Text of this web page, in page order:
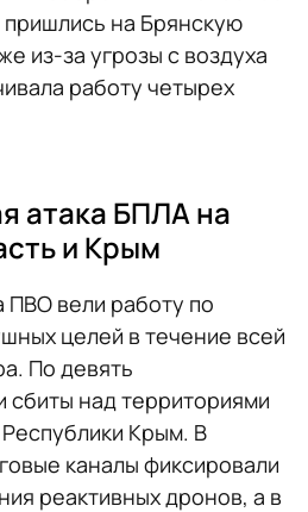
на Брянскую
из-за угрозы с воздуха
работу четырех
атака БПЛА на
и Крым
вели работу по
целей в течение всей
По девять
сбиты над территориями
Крым. В
каналы фиксировали
реактивных дронов, а в